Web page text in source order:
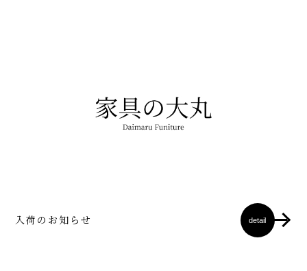
入荷のお知らせ detail